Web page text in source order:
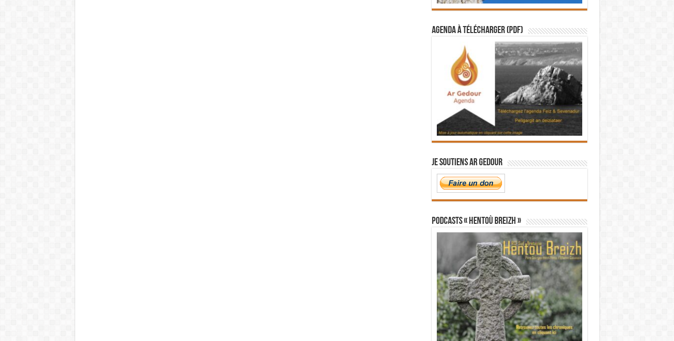
Agenda à télécharger (PDF)
Je soutiens Ar Gedour
PODCASTS « Hentoù Breizh »